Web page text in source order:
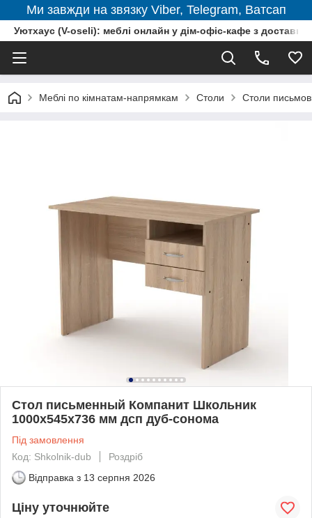
Ми завжди на звязку Viber, Telegram, Ватсап
Уютхаус (V-oseli): меблі онлайн у дім-офіс-кафе з
Меблі по кімнатам-напрямкам Столи Столи
Стол письменный Компанит Школьник
1000х545х736 мм дсп дуб-сонома
Під замовлення
Код: Shkolnik-dub
Роздріб
Відправка з 13 серпня 2026
Ціну уточнюйте